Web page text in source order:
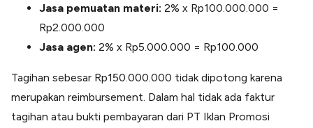
Jasa pemuatan materi: 2% x Rp100.000.000 =
Rp2.000.000
Jasa agen: 2% x Rp5.000.000 = Rp100.000
Tagihan sebesar Rp150.000.000 tidak dipotong karena
merupakan reimbursement. Dalam hal tidak ada faktur
tagihan atau bukti pembayaran dari PT Iklan Promosi